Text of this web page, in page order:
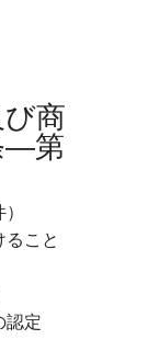
商
―第
ること
認定